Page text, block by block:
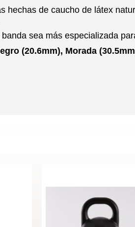
hechas de caucho de látex
sea más especializada
(20.6mm), Morada